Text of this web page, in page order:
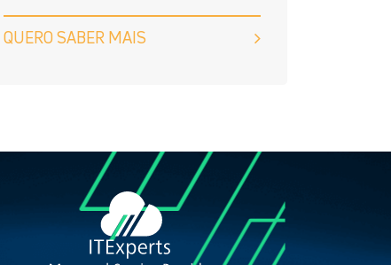
QUERO SABER MAIS